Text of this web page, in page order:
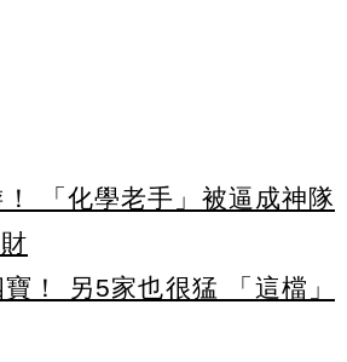
「化學老手」被逼成神隊
！ 另5家也很猛 「這檔」